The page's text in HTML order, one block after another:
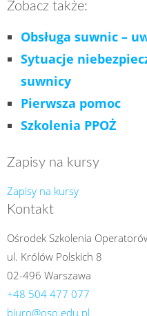
Zobacz także:
Obsługa suwnic –
Sytuacje
suwnicy
Pierwsza pomoc
Szkolenia PPOŻ
Zapisy na kursy
Zapisy na kursy
Kontakt
Ośrodek Szkolenia
ul. Królów Polskich 8
02-496 Warszawa
+48 504 477 077
biuro@oso.edu.pl